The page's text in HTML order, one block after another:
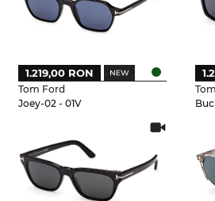
Tom Ford
Joey-02 - 01V
1.219,00 RON